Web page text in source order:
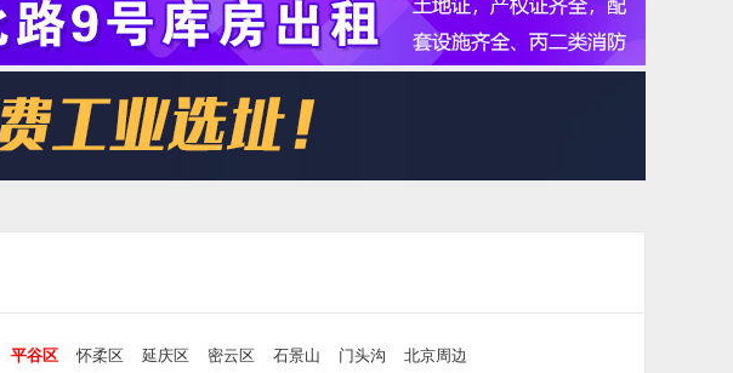
平谷区 怀柔区 延庆区 密云区 石景山 门头沟 北京周边